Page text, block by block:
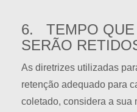
6. TEMPO QUE
SERÃO
As diretrizes utilizadas
retenção adequado para
coletado, considera a sua